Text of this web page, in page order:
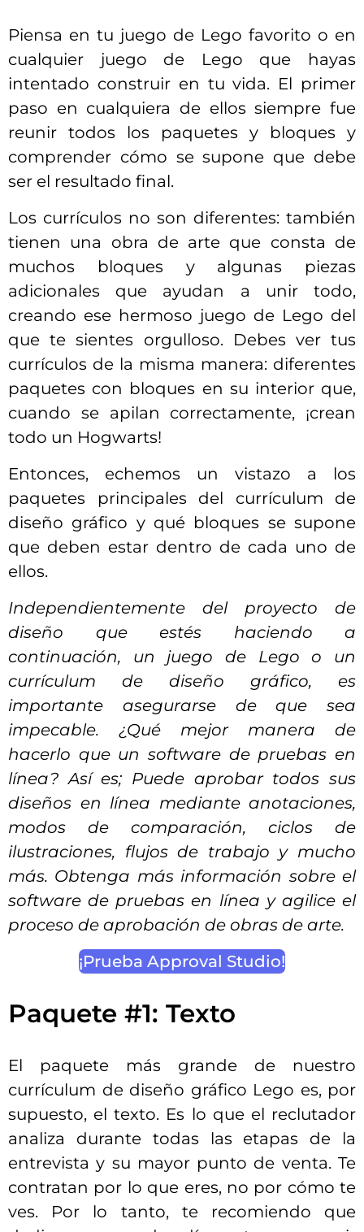
Piensa en tu juego de Lego favorito o en
cualquier juego de Lego que hayas
intentado construir en tu vida. El primer
paso en cualquiera de ellos siempre fue
reunir todos los paquetes y bloques y
comprender cómo se supone que debe
ser el resultado final.
Los currículos no son diferentes: también
tienen una obra de arte que consta de
muchos bloques y algunas piezas
adicionales que ayudan a unir todo,
creando ese hermoso juego de Lego del
que te sientes orgulloso. Debes ver tus
currículos de la misma manera: diferentes
paquetes con bloques en su interior que,
cuando se apilan correctamente, ¡crean
todo un Hogwarts!
Entonces, echemos un vistazo a los
paquetes principales del currículum de
diseño gráfico y qué bloques se supone
que deben estar dentro de cada uno de
ellos.
Independientemente del proyecto de
diseño que estés haciendo a
continuación, un juego de Lego o un
currículum de diseño gráfico, es
importante asegurarse de que sea
impecable. ¿Qué mejor manera de
hacerlo que un software de pruebas en
línea? Así es; Puede aprobar todos sus
diseños en línea mediante anotaciones,
modos de comparación, ciclos de
ilustraciones, flujos de trabajo y mucho
más. Obtenga más información sobre el
software de pruebas en línea y agilice el
proceso de aprobación de obras de arte.
¡Prueba Approval Studio!
Paquete #1: Texto
El paquete más grande de nuestro
currículum de diseño gráfico Lego es, por
supuesto, el texto. Es lo que el reclutador
analiza durante todas las etapas de la
entrevista y su mayor punto de venta. Te
contratan por lo que eres, no por cómo te
ves. Por lo tanto, te recomiendo que